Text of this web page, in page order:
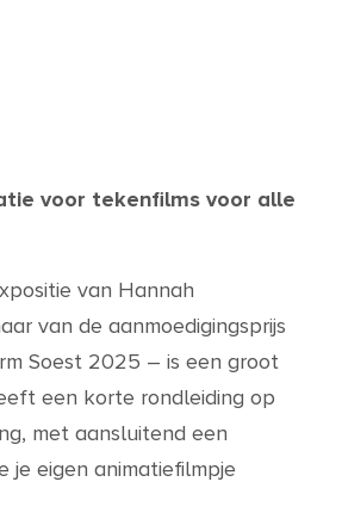
voor tekenfilms voor alle
van Hannah
van de aanmoedigingsprijs
Soest 2025 – is een groot
een korte rondleiding op
met aansluitend een
je eigen animatiefilmpje